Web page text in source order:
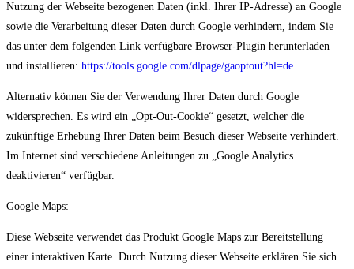
Nutzung der Webseite bezogenen Daten (inkl. Ihrer IP-Adresse) an Google
sowie die Verarbeitung dieser Daten durch Google verhindern, indem Sie
das unter dem folgenden Link verfügbare Browser-Plugin herunterladen
und installieren: https://tools.google.com/dlpage/gaoptout?hl=de
Alternativ können Sie der Verwendung Ihrer Daten durch Google
widersprechen. Es wird ein „Opt-Out-Cookie“ gesetzt, welcher die
zukünftige Erhebung Ihrer Daten beim Besuch dieser Webseite verhindert.
Im Internet sind verschiedene Anleitungen zu „Google Analytics
deaktivieren“ verfügbar.
Google Maps:
Diese Webseite verwendet das Produkt Google Maps zur Bereitstellung
einer interaktiven Karte. Durch Nutzung dieser Webseite erklären Sie sich